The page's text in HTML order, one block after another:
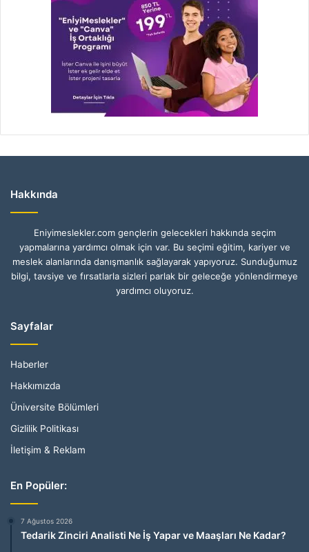
Hakkında
Eniyimeslekler.com gençlerin gelecekleri hakkında seçim
yapmalarına yardımcı olmak için var. Bu seçimi eğitim, kariyer ve
meslek alanlarında danışmanlık sağlayarak yapıyoruz. Sunduğumuz
bilgi, tavsiye ve fırsatlarla sizleri parlak bir geleceğe yönlendirmeye
yardımcı oluyoruz.
Sayfalar
Haberler
Hakkımızda
Üniversite Bölümleri
Gizlilik Politikası
İletişim & Reklam
En Popüler:
7 Ağustos 2026
Tedarik Zinciri Analisti Ne İş Yapar ve Maaşları Ne Kadar?